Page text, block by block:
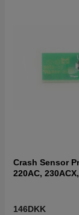
Crash Sensor
220AC,
146DKK